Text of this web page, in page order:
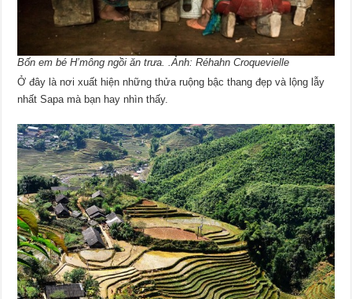
Bốn em bé H’mông ngồi ăn trưa. .Ảnh: Réhahn Croquevielle
Ở đây là nơi xuất hiện những thửa ruộng bậc thang đẹp và lộng lẫy
nhất Sapa mà bạn hay nhìn thấy.